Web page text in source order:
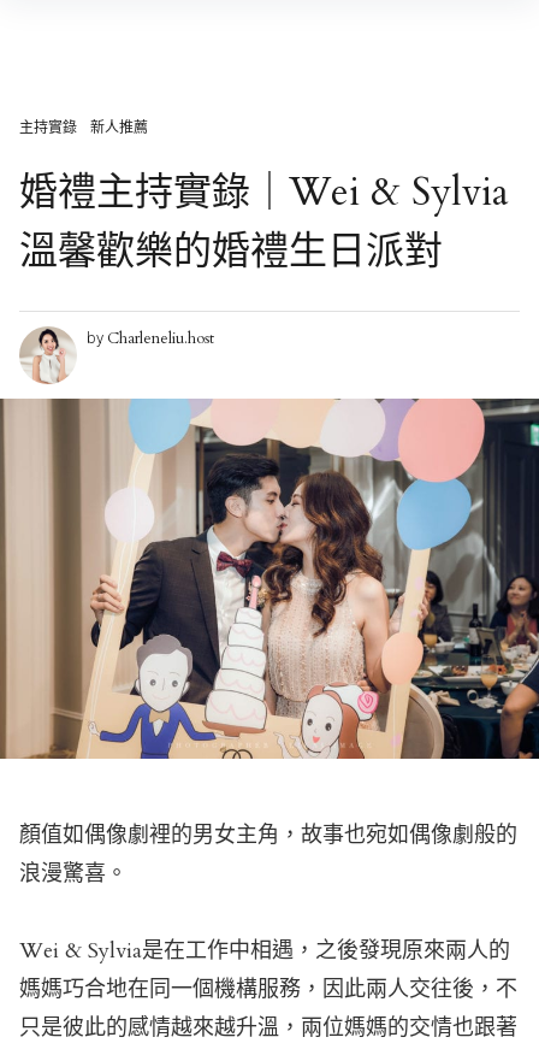
主持實錄 新人推薦
婚禮主持實錄｜Wei & Sylvia
溫馨歡樂的婚禮生日派對
by Charleneliu.host
顏值如偶像劇裡的男女主角，故事也宛如偶像劇般的
浪漫驚喜。
Wei & Sylvia是在工作中相遇，之後發現原來兩人的
媽媽巧合地在同一個機構服務，因此兩人交往後，不
只是彼此的感情越來越升溫，兩位媽媽的交情也跟著